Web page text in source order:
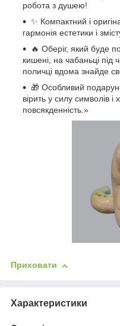
робота з душею!
✨ Компактний і
гармонія естетики і
🔥 Оберіг, який буде
кишені, на чабаньці під
поличці вдома знайде
🎁 Особливий
вірить у силу символів і
повсякденність.»
Приховати
Характеристики